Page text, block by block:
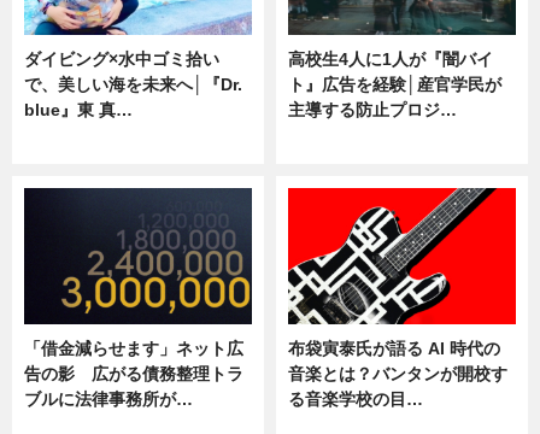
ダイビング×水中ゴミ拾い
で、美しい海を未来へ│『Dr.
blue』東 真…
高校生4人に1人が『闇バイ
ト』広告を経験│産官学民が
主導する防止プロジ…
「借金減らせます」ネット広
告の影 広がる債務整理トラ
ブルに法律事務所が…
布袋寅泰氏が語る AI 時代の
音楽とは？バンタンが開校す
る音楽学校の目…